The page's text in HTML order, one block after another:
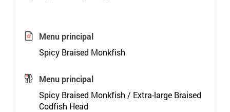
Menu principal
Spicy Braised Monkfish
Menu principal
Spicy Braised Monkfish / Extra-large Braised
Codfish Head